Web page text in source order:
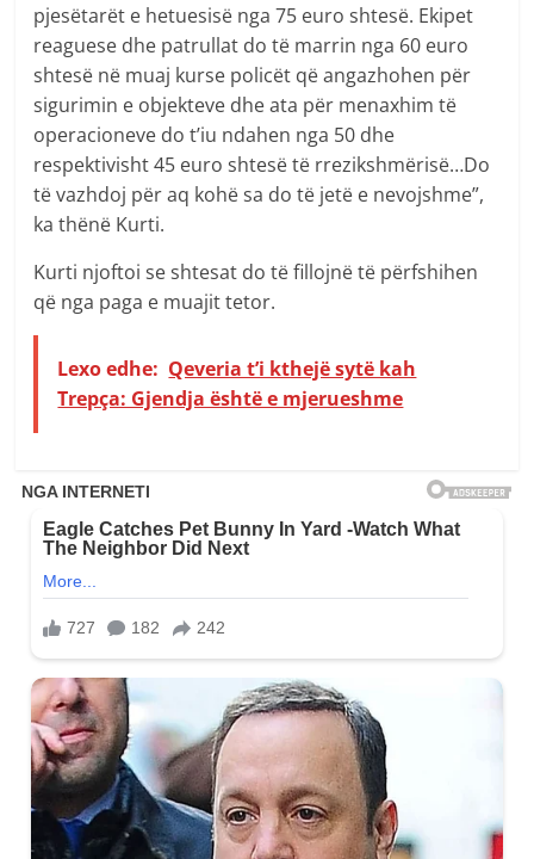
pjesëtarët e hetuesisë nga 75 euro shtesë. Ekipet
reaguese dhe patrullat do të marrin nga 60 euro
shtesë në muaj kurse policët që angazhohen për
sigurimin e objekteve dhe ata për menaxhim të
operacioneve do t’iu ndahen nga 50 dhe
respektivisht 45 euro shtesë të rrezikshmërisë…Do
të vazhdoj për aq kohë sa do të jetë e nevojshme”,
ka thënë Kurti.
Kurti njoftoi se shtesat do të fillojnë të përfshihen
që nga paga e muajit tetor.
Lexo edhe: Qeveria t’i kthejë sytë kah
Trepça: Gjendja është e mjerueshme